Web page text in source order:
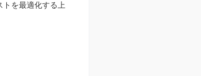
を最適化する上